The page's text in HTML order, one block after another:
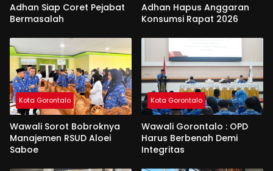
Adhan Siap Coret Pejabat
Bermasalah
Adhan Hapus Anggaran
Konsumsi Rapat 2026
Kota Gorontalo
Wawali Sorot Bobroknya
Manajemen RSUD Aloei
Saboe
Kota Gorontalo
Wawali Gorontalo : OPD
Harus Berbenah Demi
Integritas